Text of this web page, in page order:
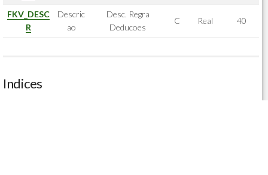
FKV_DESC
R
Descric
ao
Desc. Regra
Deducoes
C Real 40
Indices